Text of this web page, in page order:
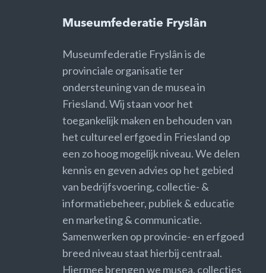
Museumfederatie Fryslân
Museumfederatie Fryslân is de
provinciale organisatie ter
ondersteuning van de musea in
Friesland. Wij staan voor het
toegankelijk maken en behouden van
het cultureel erfgoed in Friesland op
een zo hoog mogelijk niveau. We delen
kennis en geven advies op het gebied
van bedrijfsvoering, collectie- &
informatiebeheer, publiek & educatie
en marketing & communicatie.
Samenwerken op provincie- en erfgoed
breed niveau staat hierbij centraal.
Hiermee brengen we musea, collecties